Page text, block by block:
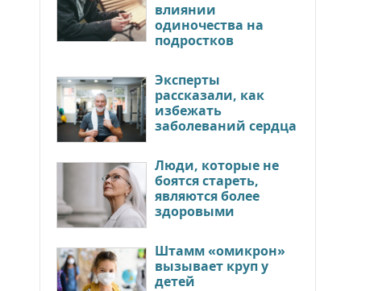
влиянии
одиночества на
подростков
Эксперты
рассказали, как
избежать
заболеваний сердца
Люди, которые не
боятся стареть,
являются более
здоровыми
Штамм «омикрон»
вызывает круп у
детей